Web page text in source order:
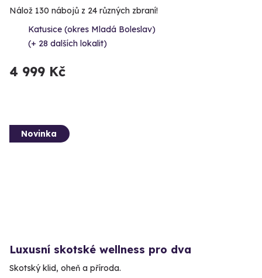
Nálož 130 nábojů z 24 různých zbraní!
Katusice (okres Mladá Boleslav)
(+ 28 dalších lokalit)
4 999 Kč
Novinka
Luxusní skotské wellness pro dva
Skotský klid, oheň a příroda.